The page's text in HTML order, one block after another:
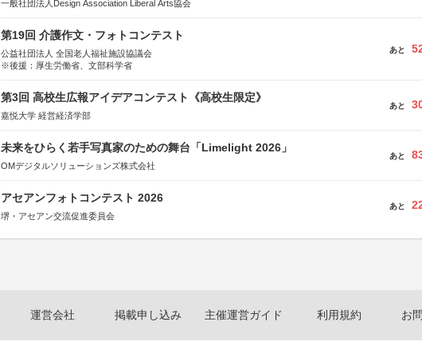
一般社団法人Design Association Liberal Arts協会
第19回 介護作文・フォトコンテスト
公益社団法人 全国老人福祉施設協議会
※後援：厚生労働省、文部科学省
あと
第3回 高校生広報アイデアコンテスト《高校生限定》
嘉悦大学 経営経済学部
あと
未来をひらく若手写真家のための舞台「Limelight 2026」
OMデジタルソリューションズ株式会社
あと
アセアンフォトコンテスト 2026
堺・アセアン交流促進委員会
あと
運営会社 掲載申し込み 主催運営ガイド 利用規約 お